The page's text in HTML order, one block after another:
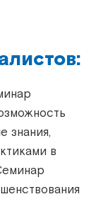
знания,
в